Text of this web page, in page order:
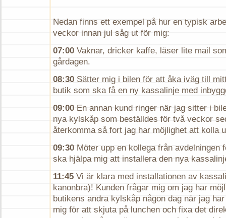
Nedan finns ett exempel på hur en typisk
veckor innan jul såg ut för mig:
07:00 Vaknar, dricker kaffe, läser lite mail
gårdagen.
08:30 Sätter mig i bilen för att åka iväg till
butik som ska få en ny kassalinje med
09:00 En annan kund ringer när jag sitter i
nya kylskåp som beställdes för två veckor
återkomma så fort jag har möjlighet att kolla
09:30 Möter upp en kollega från avdelningen
ska hjälpa mig att installera den nya
11:45 Vi är klara med installationen av
kanonbra)! Kunden frågar mig om jag har
butikens andra kylskåp någon dag när jag
mig för att skjuta på lunchen och fixa det